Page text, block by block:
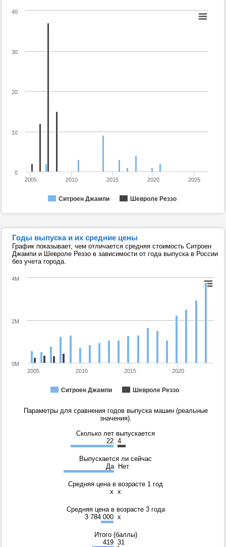
Ситроен Джампи Шевроле Реззо
2005 2010 2015 2020 2025
0
10
20
30
40
Годы выпуска и их средние цены
График показывает, чем отличается средняя стоимость Ситроен
Джампи и Шевроле Реззо в зависимости от года выпуска в России
без учета города.
Ситроен Джампи Шевроле Реззо
2005 2010 2015 2020
0M
2M
4M
Параметры для сравнения годов выпуска машин (реальные
значения).
Сколько лет выпускается
22 4
Выпускается ли сейчас
Да
Нет
Средняя цена в возрасте 1 год
x x
Средняя цена в возрасте 3 года
3 784 000 x
Итого (баллы)
419 31